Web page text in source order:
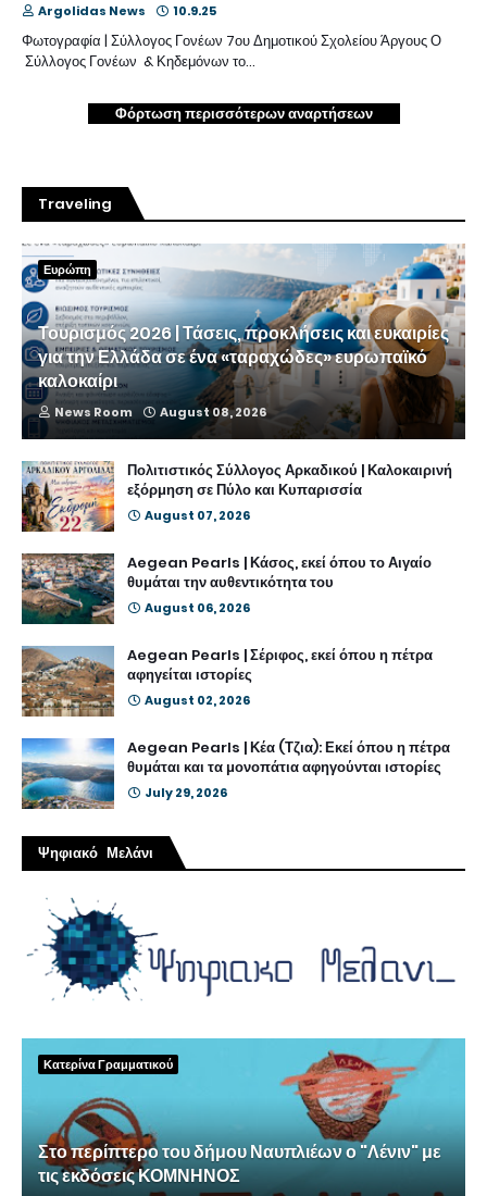
Argolidas News 10.9.25
Φωτογραφία | Σύλλογος Γονέων 7ου Δημοτικού Σχολείου Άργους Ο
Σύλλογος Γονέων & Κηδεμόνων το…
Φόρτωση περισσότερων αναρτήσεων
Traveling
Ευρώπη
Τουρισμός 2026 | Τάσεις, προκλήσεις και ευκαιρίες
για την Ελλάδα σε ένα «ταραχώδες» ευρωπαϊκό
καλοκαίρι
News Room August 08, 2026
Πολιτιστικός Σύλλογος Αρκαδικού | Καλοκαιρινή
εξόρμηση σε Πύλο και Κυπαρισσία
August 07, 2026
Aegean Pearls | Κάσος, εκεί όπου το Αιγαίο
θυμάται την αυθεντικότητα του
August 06, 2026
Aegean Pearls | Σέριφος, εκεί όπου η πέτρα
αφηγείται ιστορίες
August 02, 2026
Aegean Pearls | Κέα (Τζια): Εκεί όπου η πέτρα
θυμάται και τα μονοπάτια αφηγούνται ιστορίες
July 29, 2026
Ψηφιακό Μελάνι
Κατερίνα Γραμματικού
Στο περίπτερο του δήμου Ναυπλιέων ο "Λένιν" με
τις εκδόσεις ΚΟΜΝΗΝΟΣ